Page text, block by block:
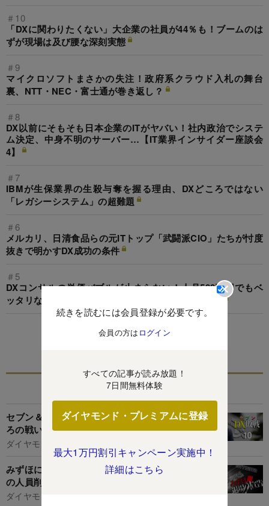
続きを読むには会員登録が必要です。
会員の方は ログイン
すべての記事が読み放題！
7日間無料体験
ダイヤモンド・プレミアムに登録
最大1万円割引キャンペーン実施中！
詳細はこちら
＃10
「DXに関わりたくない」大企業の社員が44％も！ブームのは
ずが現場は及び腰な深刻実態
＃9
マイクロソフトまさかの失注！政府系クラウド入札の舞台
裏、NTT・NEC・富士通が巻き返し？
＃8
DX以前にそもそも日本企業のITがヤバい！社内政治でシステ
ム決定、中身不明のサーバー…【IT業界インサイダー座談会
4】
＃7
IBMが生保業界の生殺与奪を握る理由、DXどころではない
「レガシーシステム」の超難題
＃6
メルカリ、日清食品らの元ITトップ「武闘派CIO」たちが忖度
抜きで明かすDX成功の条件
＃5
DXコンサルの単価バブルが止まらない！人月500万円でもベ
ッタリな顧客企業も【IT業界インサイダー座談会3】
この特集を見る
関連記事
セブン＆アイ元CIO鈴木氏が語るIT導入「血みど
ろの戦い」、怪文書も飛び交う組織の病理
ダイヤモンド編集部,名古屋和希
みずほに広がる「悔恨の念」、なぜシステム部門
の人員削減を拒めなかったのか
ダイヤモンド編集部,片田江康男